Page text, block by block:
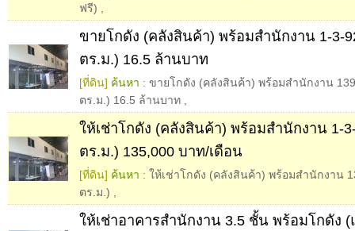
ฟรี)
ขายโกดัง (คลังสินค้า) พร้อมสำนักงาน 1-3-
ตร.ม.) 16.5 ล้านบาท
[ที่ดิน] ค้นหา : ขายโกดัง (คลังสินค้า) พร้อมสำนักงาน
ตร.ม.) 16.5 ล้านบาท
ให้เช่าโกดัง (คลังสินค้า) พร้อมสำนักงาน 1-
ตร.ม.) 135,000 บาท/เดือน
[ที่ดิน] ค้นหา : ให้เช่าโกดัง (คลังสินค้า) พร้อมสำนักงาน
ตร.ม.)
ให้เช่าอาคารสำนักงาน 3.5 ชั้น พร้อมโกดัง